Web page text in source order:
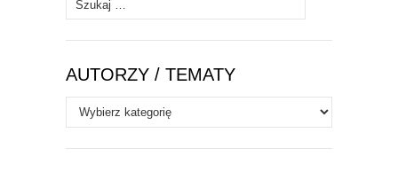
AUTORZY / TEMATY
Autorzy
/
Tematy